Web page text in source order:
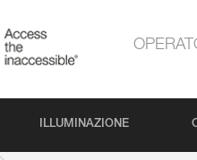
ILLUMINAZIONE